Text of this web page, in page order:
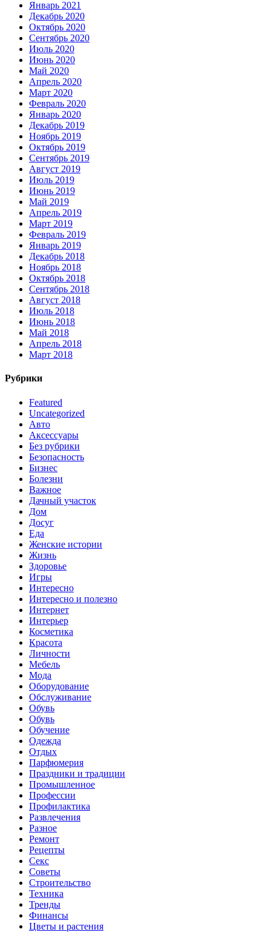
Январь 2021
Декабрь 2020
Октябрь 2020
Сентябрь 2020
Июль 2020
Июнь 2020
Май 2020
Апрель 2020
Март 2020
Февраль 2020
Январь 2020
Декабрь 2019
Ноябрь 2019
Октябрь 2019
Сентябрь 2019
Август 2019
Июль 2019
Июнь 2019
Май 2019
Апрель 2019
Март 2019
Февраль 2019
Январь 2019
Декабрь 2018
Ноябрь 2018
Октябрь 2018
Сентябрь 2018
Август 2018
Июль 2018
Июнь 2018
Май 2018
Апрель 2018
Март 2018
Рубрики
Featured
Uncategorized
Авто
Аксессуары
Без рубрики
Безопасность
Бизнес
Болезни
Важное
Дачный участок
Дом
Досуг
Еда
Женские истории
Жизнь
Здоровье
Игры
Интересно
Интересно и полезно
Интернет
Интерьер
Косметика
Красота
Личности
Мебель
Мода
Оборудование
Обслуживание
Обувь
Обувь
Обучение
Одежда
Отдых
Парфюмерия
Праздники и традиции
Промышленное
Профессии
Профилактика
Развлечения
Разное
Ремонт
Рецепты
Секс
Советы
Строительство
Техника
Тренды
Финансы
Цветы и растения